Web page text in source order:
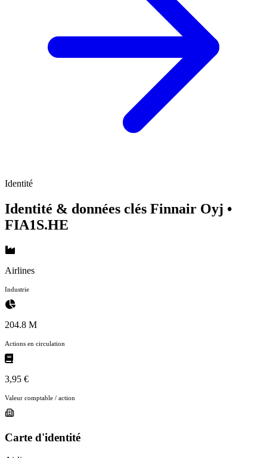
Identité
Identité & données clés Finnair Oyj •
FIA1S.HE
Airlines
Industrie
204.8 M
Actions en circulation
3,95 €
Valeur comptable / action
Carte d'identité